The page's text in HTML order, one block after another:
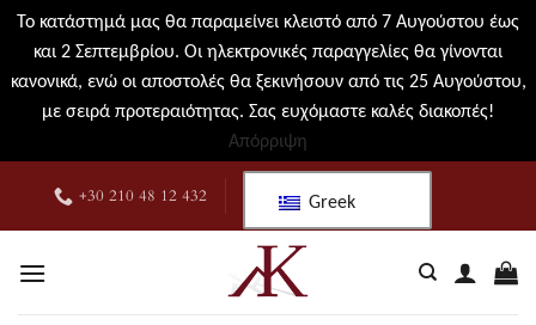
Το κατάστημά μας θα παραμείνει κλειστό από 7 Αυγούστου έως
και 2 Σεπτεμβρίου. Οι ηλεκτρονικές παραγγελίες θα γίνονται
κανονικά, ενώ οι αποστολές θα ξεκινήσουν από τις 25 Αυγούστου,
με σειρά προτεραιότητας. Σας ευχόμαστε καλές διακοπές!
Απόρριψη
περιεχόμενο
+30 210 48 12 432 Greek